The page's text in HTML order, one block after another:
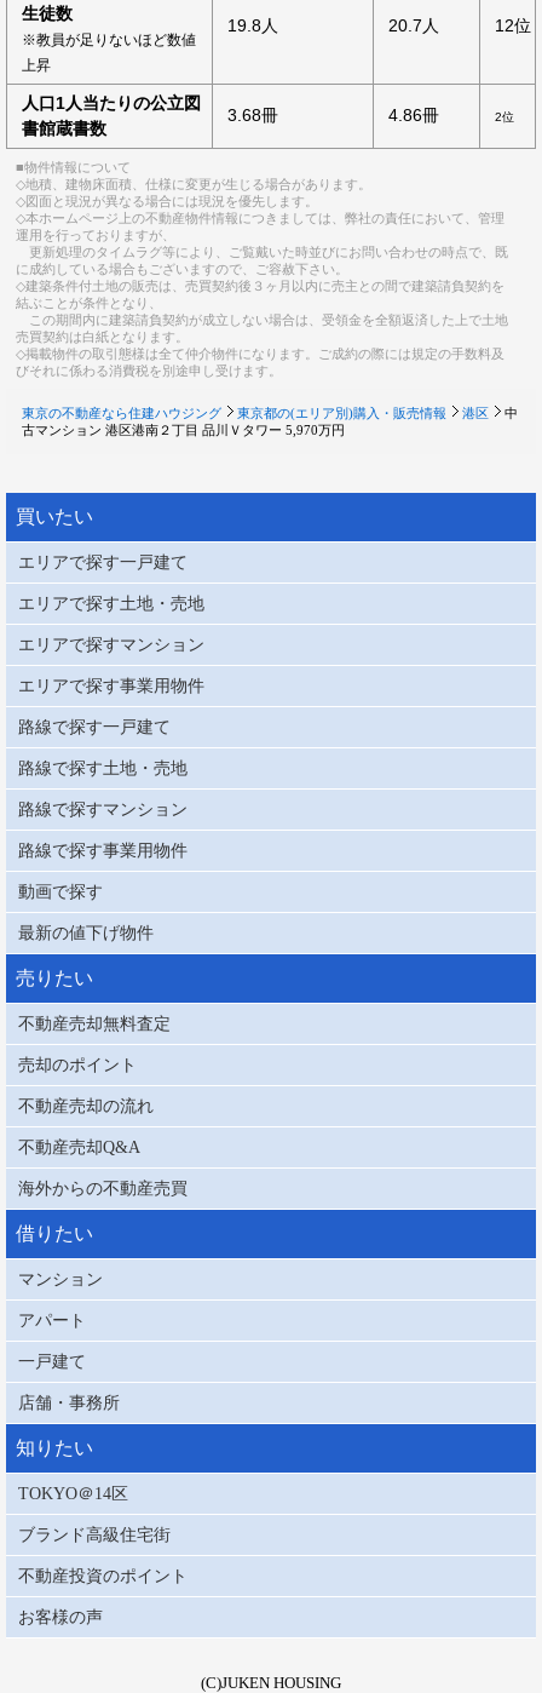
生徒数
※教員が足りないほど数値
上昇
19.8人 20.7人 12位
人口1人当たりの公立図
書館蔵書数
3.68冊 4.86冊 2位
■物件情報について
◇地積、建物床面積、仕様に変更が生じる場合があります。
◇図面と現況が異なる場合には現況を優先します。
◇本ホームページ上の不動産物件情報につきましては、弊社の責任において、管理
運用を行っておりますが、
更新処理のタイムラグ等により、ご覧戴いた時並びにお問い合わせの時点で、既
に成約している場合もございますので、ご容赦下さい。
◇建築条件付土地の販売は、売買契約後３ヶ月以内に売主との間で建築請負契約を
結ぶことが条件となり、
この期間内に建築請負契約が成立しない場合は、受領金を全額返済した上で土地
売買契約は白紙となります。
◇掲載物件の取引態様は全て仲介物件になります。ご成約の際には規定の手数料及
びそれに係わる消費税を別途申し受けます。
東京の不動産なら住建ハウジング 東京都の(エリア別)購入・販売情報 港区
中
古マンション 港区港南２丁目 品川Ｖタワー 5,970万円
買いたい
エリアで探す一戸建て
エリアで探す土地・売地
エリアで探すマンション
エリアで探す事業用物件
路線で探す一戸建て
路線で探す土地・売地
路線で探すマンション
路線で探す事業用物件
動画で探す
最新の値下げ物件
売りたい
不動産売却無料査定
売却のポイント
不動産売却の流れ
不動産売却Q&A
海外からの不動産売買
借りたい
マンション
アパート
一戸建て
店舗・事務所
知りたい
TOKYO＠14区
ブランド高級住宅街
不動産投資のポイント
お客様の声
(C)JUKEN HOUSING